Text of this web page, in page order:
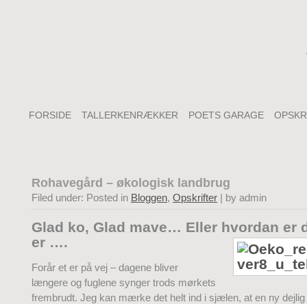
FORSIDE TALLERKENRÆKKER POETS GARAGE
Rohavegård – økologisk landbrug
Filed under: Posted in Bloggen, Opskrifter | by admin
Glad ko, Glad mave… Eller hvordan er
er ….
Forår et er på vej – dagene bliver
længere og fuglene synger trods mørkets
frembrudt. Jeg kan mærke det helt ind i sjælen, at en ny